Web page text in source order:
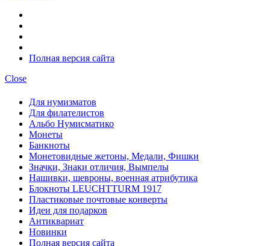
Полная версия сайта
Close
Для нумизматов
Для филателистов
Альбо Нумисматико
Монеты
Банкноты
Монетовидные жетоны, Медали, Фишки
Значки, Знаки отличия, Вымпелы
Нашивки, шевроны, военная атрибутика
Блокноты LEUCHTTURM 1917
Пластиковые почтовые конверты
Идеи для подарков
Антиквариат
Новинки
Полная версия сайта